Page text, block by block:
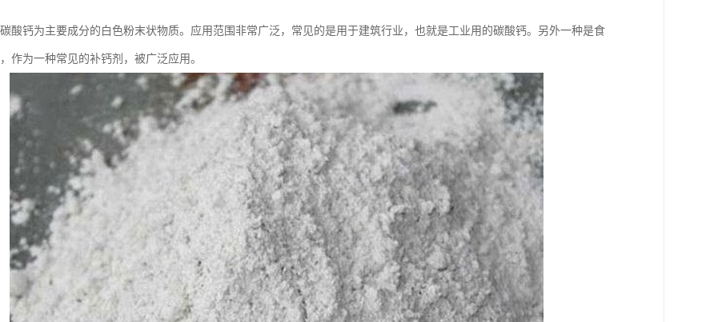
酸钙为主要成分的白色粉末状物质。应用范围非常广泛，常见的是用于建筑行业，也就是工业用的碳酸钙。另外一种是食
作为一种常见的补钙剂，被广泛应用。